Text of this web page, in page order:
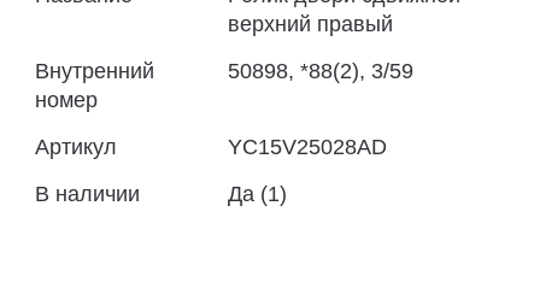
верхний правый
Внутренний
номер
50898, *88(2), 3/59
Артикул
YC15V25028AD
В наличии
Да (1)